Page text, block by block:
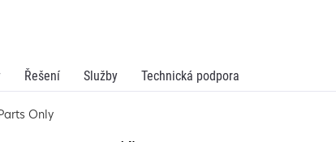
Řešení Služby Technická podpora
Only